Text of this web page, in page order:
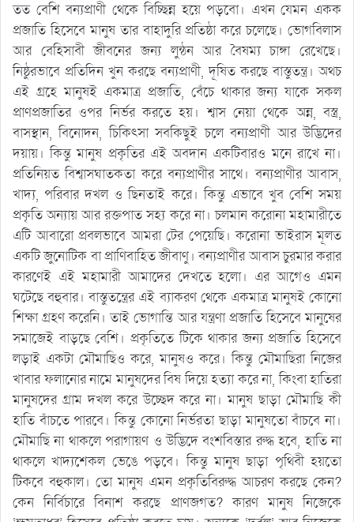
তত বেশি বন্যপ্রাণী থেকে বিচ্ছিন্ন হয়ে পড়বো। এখন যেমন একক
প্রজাতি হিসেবে মানুষ তার বাহাদুরি প্রতিষ্ঠা করে চলেছে। ভোগবিলাস
আর বেহিসাবী জীবনের জন্য লুন্ঠন আর বৈষম্য চাঙ্গা রেখেছে।
নিষ্ঠুরভাবে প্রতিদিন খুন করছে বন্যপ্রাণী, দূষিত করছে বাস্তুতন্ত্র। অথচ
এই গ্রহে মানুষই একমাত্র প্রজাতি, বেঁচে থাকার জন্য যাকে সকল
প্রাণপ্রজাতির ওপর নির্ভর করতে হয়। শ্বাস নেয়া থেকে অন্ন, বস্ত্র,
বাসস্থান, বিনোদন, চিকিৎসা সবকিছুই চলে বন্যপ্রাণী আর উদ্ভিদের
দয়ায়। কিন্তু মানুষ প্রকৃতির এই অবদান একটিবারও মনে রাখে না।
প্রতিনিয়ত বিশ্বাসঘাতকতা করে বন্যপ্রাণীর সাথে। বন্যপ্রাণীর আবাস,
খাদ্য, পরিবার দখল ও ছিনতাই করে। কিন্তু এভাবে খুব বেশি সময়
প্রকৃতি অন্যায় আর রক্তপাত সহ্য করে না। চলমান করোনা মহামারীতে
এটি আবারো প্রবলভাবে আমরা টের পেয়েছি। করোনা ভাইরাস মূলত
একটি জুনোটিক বা প্রাণিবাহিত জীবাণু। বন্যপ্রাণীর আবাস চুরমার করার
কারণেই এই মহামারী আমাদের দেখতে হলো। এর আগেও এমন
ঘটেছে বহুবার। বাস্তুতন্ত্রের এই ব্যাকরণ থেকে একমাত্র মানুষই কোনো
শিক্ষা গ্রহণ করেনি। তাই ভোগান্তি আর যন্ত্রণা প্রজাতি হিসেবে মানুষের
সমাজেই বাড়ছে বেশি। প্রকৃতিতে টিকে থাকার জন্য প্রজাতি হিসেবে
লড়াই একটা মৌমাছিও করে, মানুষও করে। কিন্তু মৌমাছিরা নিজের
খাবার ফলানোর নামে মানুষদের বিষ দিয়ে হত্যা করে না, কিংবা হাতিরা
মানুষদের গ্রাম দখল করে উচ্ছেদ করে না। মানুষ ছাড়া মৌমাছি কী
হাতি বাঁচতে পারবে। কিন্তু কোনো নির্ভরতা ছাড়া মানুষতো বাঁচবে না।
মৌমাছি না থাকলে পরাগায়ণ ও উদ্ভিদে বংশবিস্তার রুদ্ধ হবে, হাতি না
থাকলে খাদ্যশেকল ভেঙে পড়বে। কিন্তু মানুষ ছাড়া পৃথিবী হয়তো
টিকবে বহুকাল। তো মানুষ এমন প্রকৃতিবিরুদ্ধ আচরণ করছে কেন?
কেন নির্বিচারে বিনাশ করছে প্রাণজগত? কারণ মানুষ নিজেকে